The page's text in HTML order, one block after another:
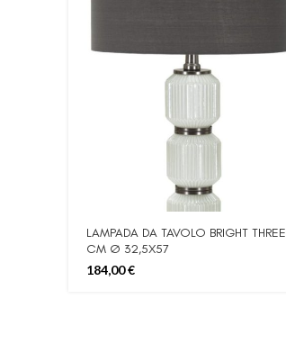
LAMPADA DA TAVOLO BRIGHT THREE
CM Ø 32,5X57
184,00€